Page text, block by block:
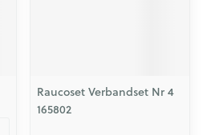
Raucoset Verbandset Nr 4
165802